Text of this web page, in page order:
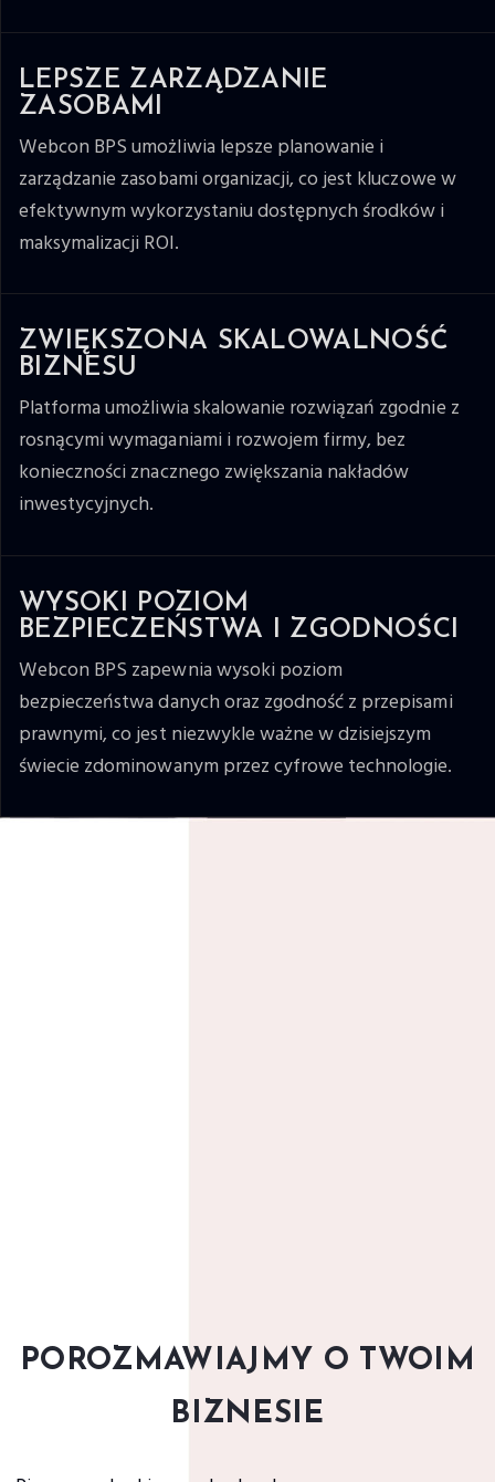
LEPSZE ZARZĄDZANIE
ZASOBAMI
Webcon BPS umożliwia lepsze planowanie i
zarządzanie zasobami organizacji, co jest kluczowe w
efektywnym wykorzystaniu dostępnych środków i
maksymalizacji ROI.
ZWIĘKSZONA SKALOWALNOŚĆ
BIZNESU
Platforma umożliwia skalowanie rozwiązań zgodnie z
rosnącymi wymaganiami i rozwojem firmy, bez
konieczności znacznego zwiększania nakładów
inwestycyjnych.
WYSOKI POZIOM
BEZPIECZEŃSTWA I ZGODNOŚCI
Webcon BPS zapewnia wysoki poziom
bezpieczeństwa danych oraz zgodność z przepisami
prawnymi, co jest niezwykle ważne w dzisiejszym
świecie zdominowanym przez cyfrowe technologie.
POROZMAWIAJMY O TWOIM
BIZNESIE